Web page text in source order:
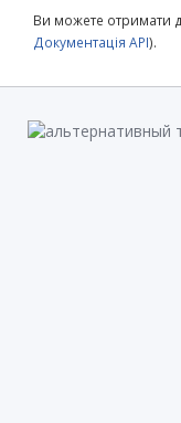
Ви можете отримати
Документація API).